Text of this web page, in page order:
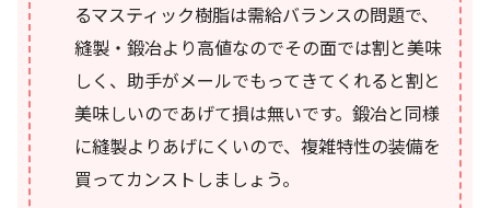
るマスティック樹脂は需給バランスの問題で、
縫製・鍛冶より高値なのでその面では割と美味
しく、助手がメールでもってきてくれると割と
美味しいのであげて損は無いです。鍛冶と同様
に縫製よりあげにくいので、複雑特性の装備を
買ってカンストしましょう。